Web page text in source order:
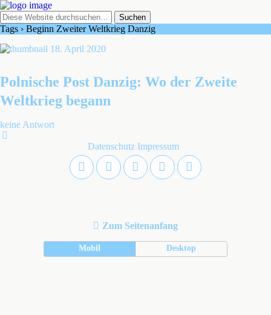
Tags › Beginn Zweiter Weltkrieg Danzig
18. April 2020
Polnische Post Danzig: Wo der Zweite
Weltkrieg begann
keine Antwort
Datenschutz Impressum
Zum Seitenanfang
Mobil Desktop